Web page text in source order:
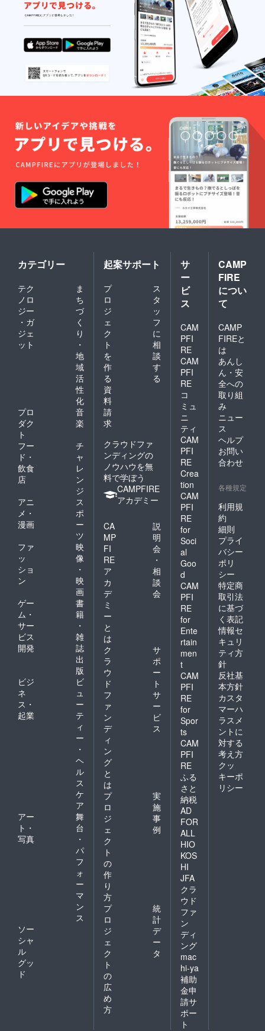
カテゴリー
テク
ノロ
ジー
・ガ
ジェ
ット
ま
ち
づ
く
り
・
地
域
活
性
化
プロ
ダク
ト
音
楽
フー
ド・
飲食
店
チ
ャ
レ
ン
ジ
アニ
メ・
漫画
ス
ポ
ー
ツ
ファ
ッ
ショ
ン
映
像
・
映
画
ゲー
ム・
サー
ビス
開発
書
籍
・
雑
誌
出
版
ビジ
ネ
ス・
起業
ビ
ュ
ー
テ
ィ
ー
・
ヘ
ル
ス
ケ
ア
アー
ト・
写真
舞
台
・
パ
フ
ォ
ー
マ
ン
ス
ソー
シャ
ル
グッ
ド
起案サポート
プ
ロ
ジ
ェ
ク
ト
を
作
る
ス
タ
ッ
フ
に
相
談
す
る
資
料
請
求
クラウドファ
ンディングの
ノウハウを無
料で学ぼう
CAMPFIRE
アカデミー
CA
MP
FI
RE
ア
カ
デ
ミ
ー
と
は
説
明
会
・
相
談
会
ク
ラ
ウ
ド
フ
ァ
ン
デ
ィ
ン
グ
と
は
サ
ポ
ー
ト
サ
ー
ビ
ス
プ
ロ
ジ
ェ
ク
ト
の
作
り
方
実
施
事
例
プ
ロ
ジ
ェ
ク
ト
の
広
め
方
統
計
デ
ー
タ
サ
ー
ビ
ス
CAM
PFI
RE
CAM
PFI
RE
コ
ミュ
ニ
ティ
CAM
PFI
RE
Crea
tion
CAM
PFI
RE
for
Soci
al
Goo
d
CAM
PFI
RE
for
Ente
rtain
men
t
CAM
PFI
RE
for
Spor
ts
CAM
PFI
RE
ふる
さと
納税
AD
FOR
ALL
HIO
KOS
HI
JFA
クラ
ウド
ファ
ン
ディ
ング
mac
hi-ya
補助
金申
請サ
ポー
ト
CAMP
FIRE
につい
て
CAMP
FIREと
は
あんし
ん・安
全への
取り組
み
ニュー
ス
ヘルプ
お問い
合わせ
各種規定
利用規
約
細則
プライ
バシー
ポリ
シー
特定商
取引法
に基づ
く表記
情報セ
キュリ
ティ方
針
反社基
本方針
カスタ
マーハ
ラスメ
ントに
対する
考え方
クッ
キーポ
リシー